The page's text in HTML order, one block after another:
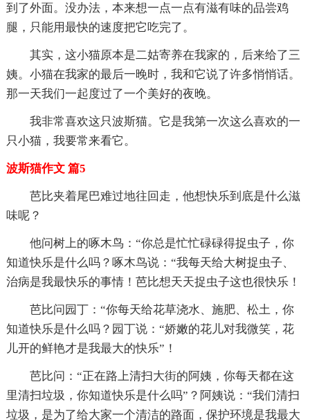
到了外面。没办法，本来想一点一点有滋有味的品尝鸡
腿，只能用最快的速度把它吃完了。
其实，这小猫原本是二姑寄养在我家的，后来给了三
姨。小猫在我家的最后一晚时，我和它说了许多悄悄话。
那一天我们一起度过了一个美好的夜晚。
我非常喜欢这只波斯猫。它是我第一次这么喜欢的一
只小猫，我要常来看它。
波斯猫作文 篇5
芭比夹着尾巴难过地往回走，他想快乐到底是什么滋
味呢？
他问树上的啄木鸟：“你总是忙忙碌碌得捉虫子，你
知道快乐是什么吗？啄木鸟说：“我每天给大树捉虫子、
治病是我最快乐的事情！芭比想天天捉虫子这也很快乐！
芭比问园丁：“你每天给花草浇水、施肥、松土，你
知道快乐是什么吗？园丁说：“娇嫩的花儿对我微笑，花
儿开的鲜艳才是我最大的快乐”！
芭比问：“正在路上清扫大街的阿姨，你每天都在这
里清扫垃圾，你知道快乐是什么吗”？阿姨说：“我们清扫
垃圾，是为了给大家一个清洁的路面，保护环境是我最大